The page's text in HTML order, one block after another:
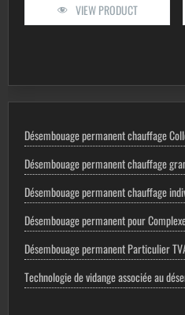
VIEW PRODUCT
Désembouage permanent chauffage
Désembouage permanent chauffage
Désembouage permanent chauffage
Désembouage permanent pour
Désembouage permanent Particulier
Technologie de vidange associée au